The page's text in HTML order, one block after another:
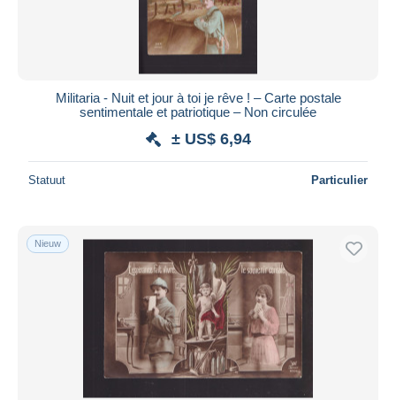
Militaria - Nuit et jour à toi je rêve ! – Carte postale
sentimentale et patriotique – Non circulée
± US$ 6,94
Statuut Particulier
Nieuw